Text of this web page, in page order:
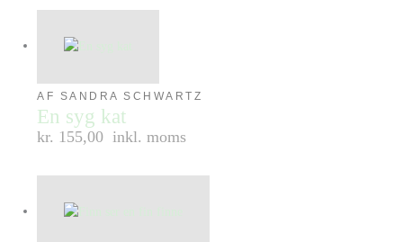
AF SANDRA SCHWARTZ
En syg kat
kr. 155,00 inkl. moms